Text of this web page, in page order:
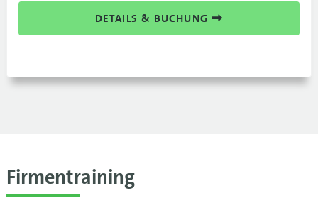
DETAILS & BUCHUNG
Firmentraining